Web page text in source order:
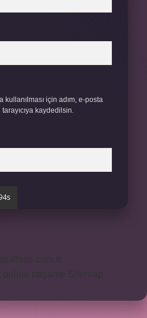
kullanılması için adım, e-posta
kaydedilsin.